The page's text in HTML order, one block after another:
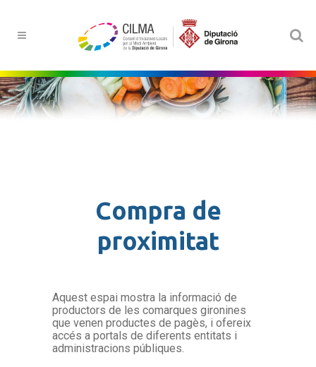
Compra de
proximitat
Aquest espai mostra la informació de
productors de les comarques gironines
que venen productes de pagès, i ofereix
accés a portals de diferents entitats i
administracions públiques.